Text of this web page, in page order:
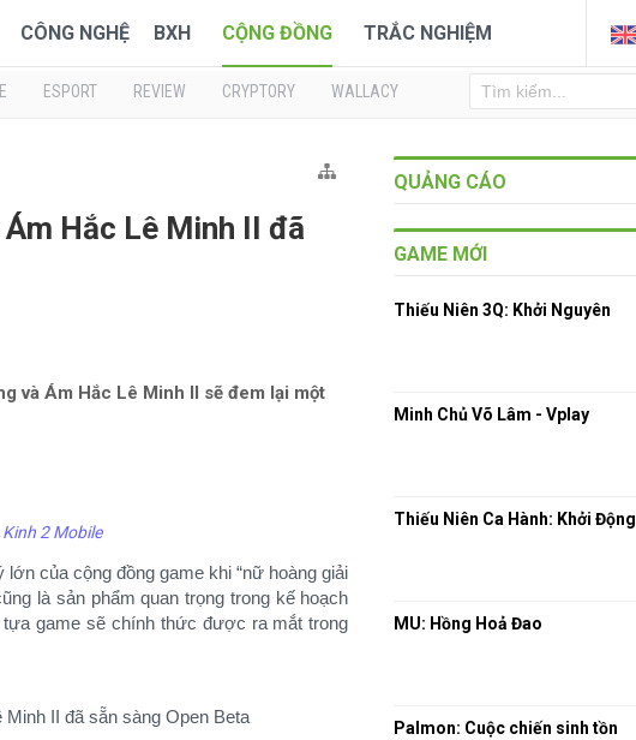
CÔNG NGHỆ BXH CỘNG ĐỒNG TRẮC NGHIỆM
ESPORT REVIEW CRYPTORY WALLACY
Hắc Lê Minh II đã
và Ám Hắc Lê Minh II sẽ đem lại một
2 Mobile
của cộng đồng game khi “nữ hoàng giải
là sản phẩm quan trọng trong kế hoạch
game sẽ chính thức được ra mắt trong
QUẢNG CÁO
GAME MỚI
Thiếu Niên 3Q: Khởi Nguyên
Minh Chủ Võ Lâm - Vplay
Thiếu Niên Ca Hành: Khởi Động
MU: Hồng Hoả Đao
Palmon: Cuộc chiến sinh tồn